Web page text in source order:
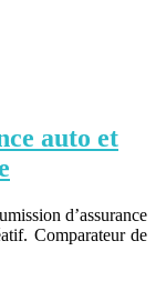
auto et
d’assurance
Comparateur de